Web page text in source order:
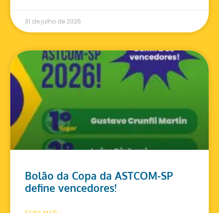
31 de julho de 2026
Bolão da Copa da ASTCOM-SP
define vencedores!